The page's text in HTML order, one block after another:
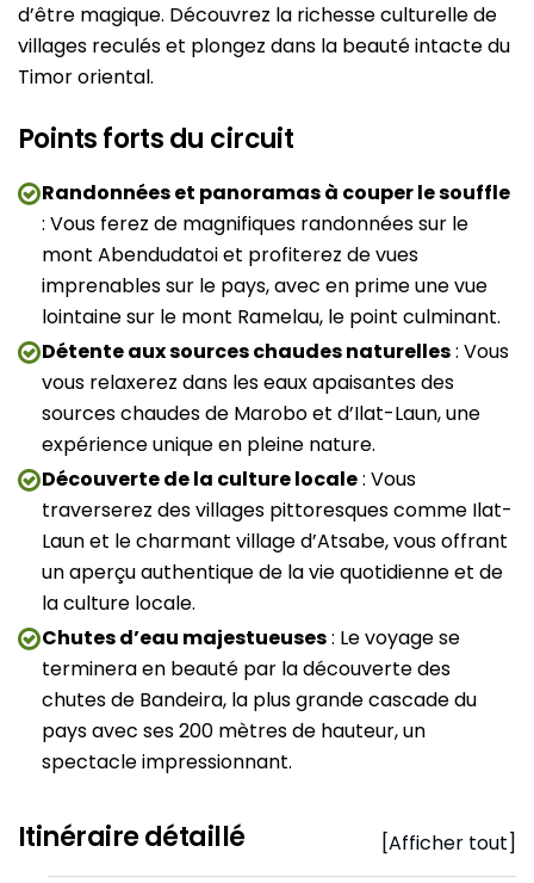
d’être magique. Découvrez la richesse culturelle de
villages reculés et plongez dans la beauté intacte du
Timor oriental.
Points forts du circuit
Randonnées et panoramas à couper le souffle
: Vous ferez de magnifiques randonnées sur le
mont Abendudatoi et profiterez de vues
imprenables sur le pays, avec en prime une vue
lointaine sur le mont Ramelau, le point culminant.
Détente aux sources chaudes naturelles: Vous
vous relaxerez dans les eaux apaisantes des
sources chaudes de Marobo et d’Ilat-Laun, une
expérience unique en pleine nature.
Découverte de la culture locale: Vous
traverserez des villages pittoresques comme Ilat-
Laun et le charmant village d’Atsabe, vous offrant
un aperçu authentique de la vie quotidienne et de
la culture locale.
Chutes d’eau majestueuses: Le voyage se
terminera en beauté par la découverte des
chutes de Bandeira, la plus grande cascade du
pays avec ses 200 mètres de hauteur, un
spectacle impressionnant.
Itinéraire détaillé [Afficher tout]